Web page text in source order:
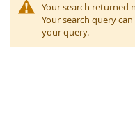
Your search returned
Your search query
your query.